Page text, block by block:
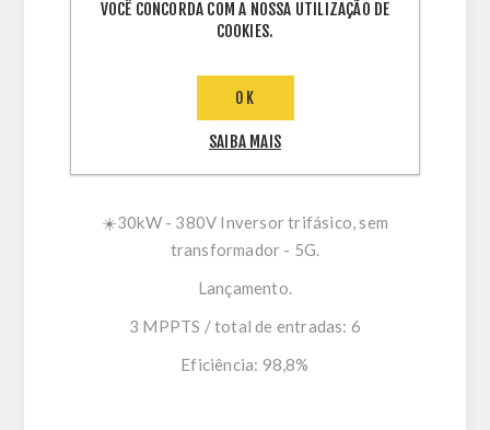
transformador - 5G (Foto da matéria).
3 MPPTS / Total de entradas: 6.
Eficiência: 98,8%
☀️30kW - 380V Inversor trifásico, sem
transformador - 5G.
Lançamento.
3 MPPTS / total de entradas: 6
Eficiência: 98,8%
VOCÊ CONCORDA COM A NOSSA UTILIZAÇÃO DE
COOKIES.
OK
SAIBA MAIS